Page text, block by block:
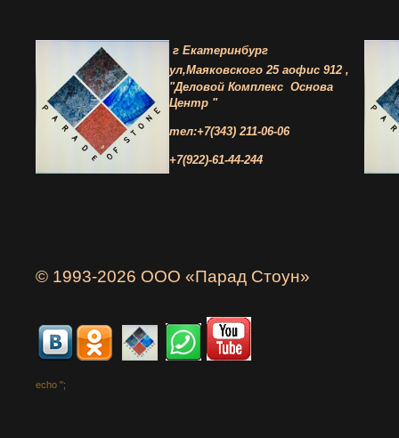
г Екатеринбург
ул,Маяковского 25 аофис 912 ,
"Деловой Комплекс Основа
Центр "
тел:+7(343) 211-06-06
+7(922)-61-44-244
© 1993-2026 ООО «Парад Стоун»
echo '';